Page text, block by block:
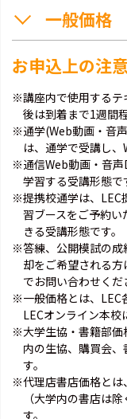
一般価格
お申込上の注
※講座内で使用するテ
後は到着まで1週間
※通学(Web動画・音
は、通学で受講し、
※通信Web動画・音声
学習する受講形態で
※提携校通学は、LEC
習ブースをご予約い
きる受講形態です。
※答練、公開模試の成
却をご希望される
でお問い合わせくだ
※一般価格とは、LEC
LECオンライン本校
※大学生協・書籍部価
内の生協、購買会
す。
※代理店書店価格とは
（大学内の書店は
す。